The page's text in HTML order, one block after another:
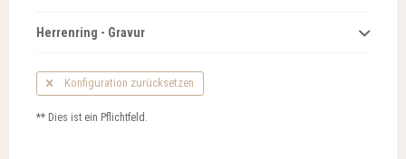
Herrenring - Gravur
Konfiguration zurücksetzen
** Dies ist ein Pflichtfeld.